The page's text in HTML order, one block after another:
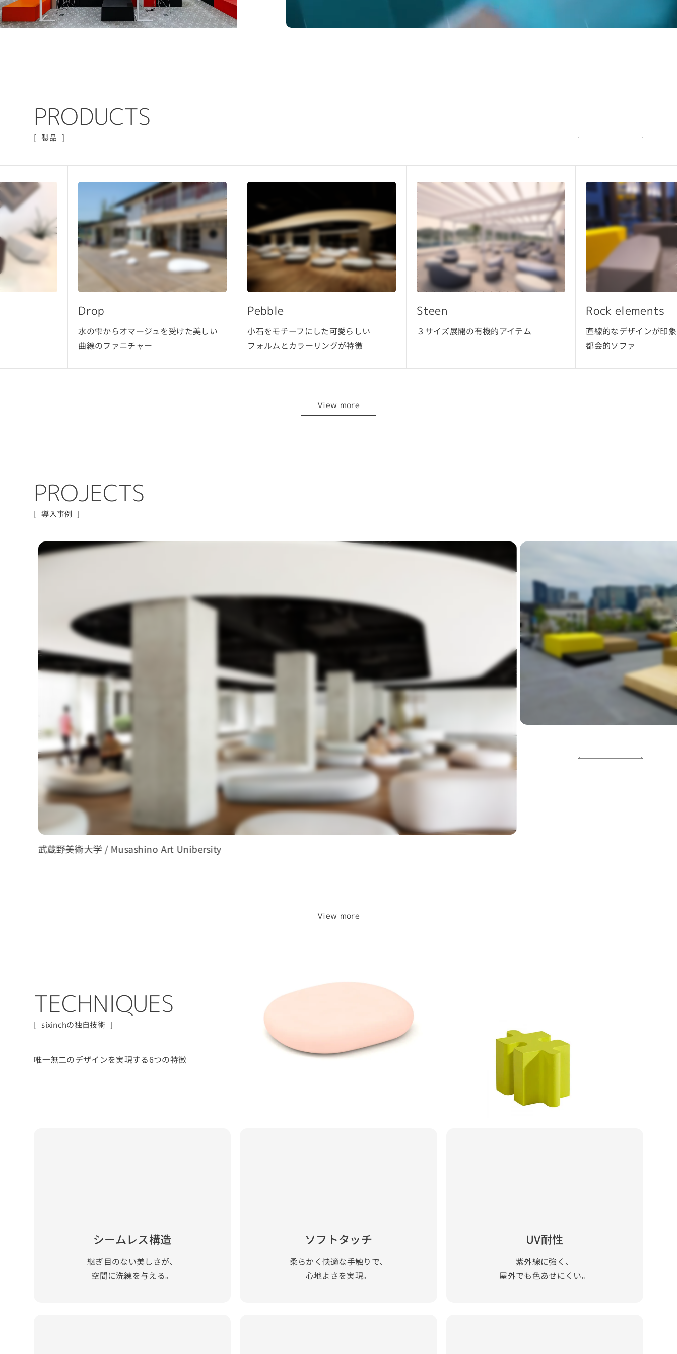
PRODUCTS
製品
Pebble
小石をモチーフにした可愛らしい
フォルムとカラーリングが特徴
Steen
３サイズ展開の有機的アイテム
Rock elements
直線的なデザインが印象に残る
Cliffy
立体的な形状で存在感
アイコニック的なシリ
View more
PROJECTS
導入事例
武蔵野美術大学 / Musashino Art Unibersity
View more
TECHNIQUES
sixinchの独自技術
唯一無二のデザインを実現する6つの特徴
シームレス構造
継ぎ目のない美しさが、
空間に洗練を与える。
ソフトタッチ
柔らかく快適な手触りで、
心地よさを実現。
UV耐性
紫外線に強く、
屋外でも色あせにくい。